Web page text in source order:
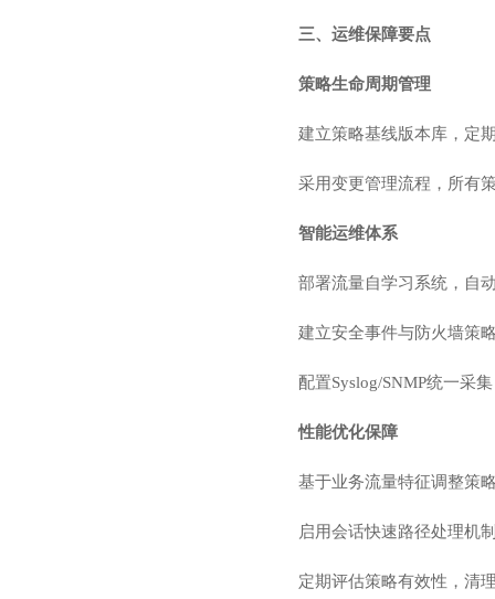
三、运维保障要点
策略生命周期管理
建立策略基线版本库，定
采用变更管理流程，所有
智能运维体系
部署流量自学习系统，自
建立安全事件与防火墙策
配置Syslog/SNMP统一采
性能优化保障
基于业务流量特征调整策
启用会话快速路径处理机
定期评估策略有效性，清